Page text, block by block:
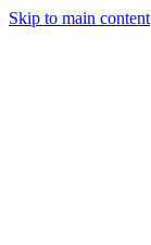
Skip to main content